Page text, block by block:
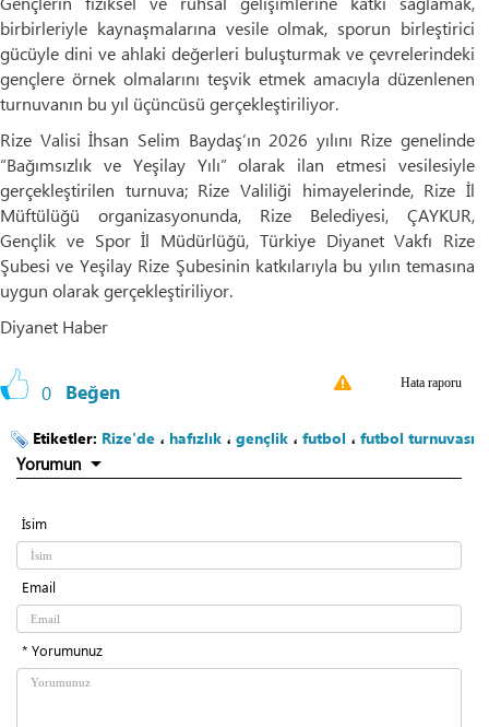
birbirleriyle kaynaşmalarına vesile olmak, sporun birleştirici
gücüyle dini ve ahlaki değerleri buluşturmak ve çevrelerindeki
gençlere örnek olmalarını teşvik etmek amacıyla düzenlenen
turnuvanın bu yıl üçüncüsü gerçekleştiriliyor.
Rize Valisi İhsan Selim Baydaş’ın 2026 yılını Rize genelinde
“Bağımsızlık ve Yeşilay Yılı” olarak ilan etmesi vesilesiyle
gerçekleştirilen turnuva; Rize Valiliği himayelerinde, Rize İl
Müftülüğü organizasyonunda, Rize Belediyesi, ÇAYKUR,
Gençlik ve Spor İl Müdürlüğü, Türkiye Diyanet Vakfı Rize
Şubesi ve Yeşilay Rize Şubesinin katkılarıyla bu yılın temasına
uygun olarak gerçekleştiriliyor.
Diyanet Haber
0 Beğen Hata raporu
Etiketler: Rize'de ، hafızlık ، gençlik ، futbol ، futbol turnuvası
Yorumun
İsim
Email
* Yorumunuz